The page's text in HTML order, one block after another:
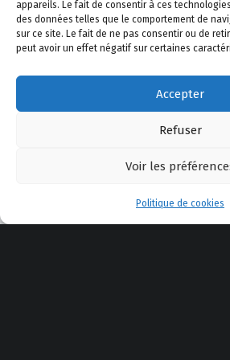
appareils. Le fait de consentir à ces
des données telles que le comportement de
sur ce site. Le fait de ne pas consentir ou de
peut avoir un effet négatif sur certaines
Accepter
Refuser
Voir les
Politique de cookies
Menu
confidentialité –Politique de
–Actualité–AppliTir–Contactez-